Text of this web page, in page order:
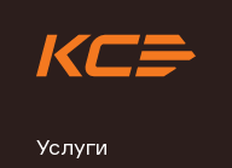
Услуги